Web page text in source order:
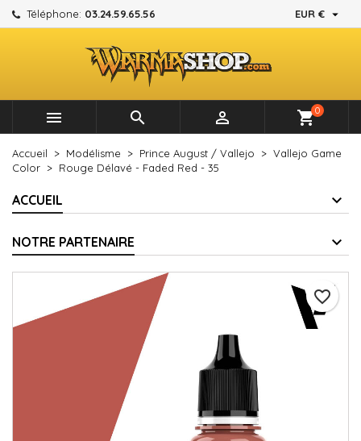
Téléphone: 03.24.59.65.56 EUR € 
   shopping_cart0
Accueil Modélisme Prince August / Vallejo
Vallejo Game
Color
Rouge Délavé - Faded Red - 35
ACCUEIL
NOTRE PARTENAIRE
favorite_border
Mes listes d'envies ×
Créer une nouvelle liste
Créer une liste d'envies ×
Nom de la liste d'envies
Annuler Créer une liste d'envies
Connexion ×
Vous devez être connecté pour ajouter des produits à
votre liste d'envies.